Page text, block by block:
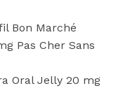
Bon Marché
Pas Cher Sans
Oral Jelly 20 mg